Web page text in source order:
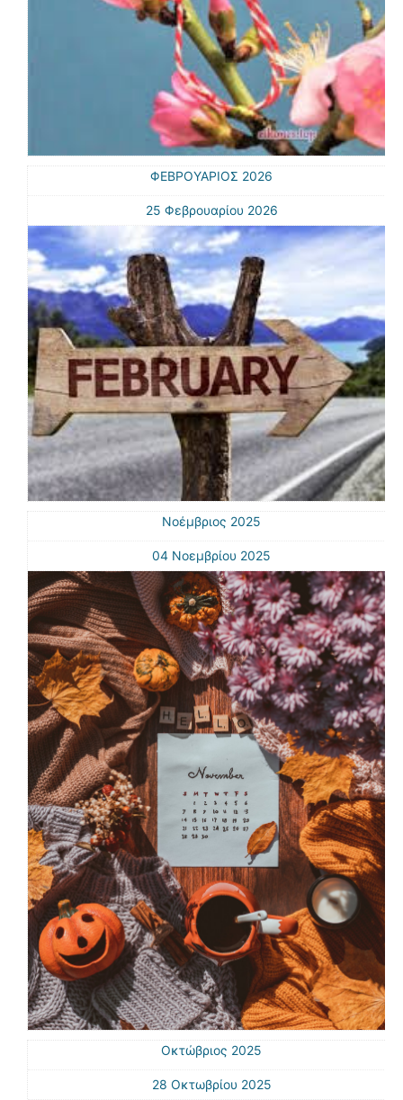
ΦΕΒΡΟΥΑΡΙΟΣ 2026
25 Φεβρουαρίου 2026
Νοέμβριος 2025
04 Νοεμβρίου 2025
Οκτώβριος 2025
28 Οκτωβρίου 2025